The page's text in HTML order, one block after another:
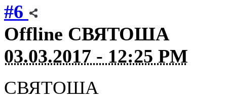
#6
Offline СВЯТОША
03.03.2017 - 12:25 PM
СВЯТОША